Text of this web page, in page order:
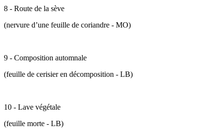
8 - Route de la sève
(nervure d’une feuille de coriandre - MO)
9 - Composition automnale
(feuille de cerisier en décomposition - LB)
10 - Lave végétale
(feuille morte - LB)